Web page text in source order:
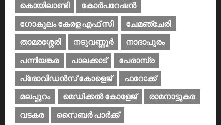
കൊയിലാണ്ടി
കോര്‍പറേഷന്‍
ഗോകുലം കേരള എഫ് സി
ചേമഞ്ചേരി
താമരശ്ശേരി
നടുവണ്ണൂര്‍
നാദാപുരം
പന്നിയങ്കര
പാലക്കാട്‌
പേരാമ്പ്ര
പ്രോവിഡന്‍സ് കോളെജ്‌
ഫറോക്ക്
മലപ്പുറം
മെഡിക്കൽ കോളേജ്‌
രാമനാട്ടുകര
വടകര
സൈബര്‍ പാര്‍ക്ക്‌